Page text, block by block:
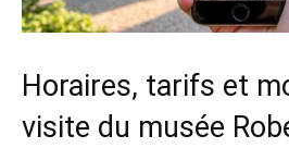
Horaires, tarifs et
visite du musée